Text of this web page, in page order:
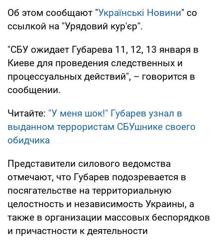
Об этом сообщают "Українські Новини" со
ссылкой на "Урядовий кур'єр".
"СБУ ожидает Губарева 11, 12, 13 января в
Киеве для проведения следственных и
процессуальных действий", – говорится в
сообщении.
Читайте: "У меня шок!" Губарев узнал в
выданном террористам СБУшнике своего
обидчика
Представители силового ведомства
отмечают, что Губарев подозревается в
посягательстве на территориальную
целостность и независимость Украины, а
также в организации массовых беспорядков
и причастности к деятельности